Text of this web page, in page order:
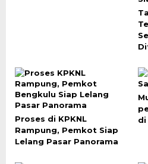
Proses di KPKNL
Rampung, Pemkot Siap
Lelang Pasar Panorama
di